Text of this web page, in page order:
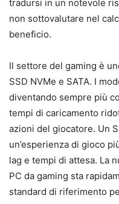
tradursi in un notevole
non sottovalutare nel
beneficio.
Il settore del gaming è
SSD NVMe e SATA. I
diventando sempre più
tempi di caricamento
azioni del giocatore. Un
un’esperienza di gioco
lag e tempi di attesa. La
PC da gaming sta
standard di riferimento